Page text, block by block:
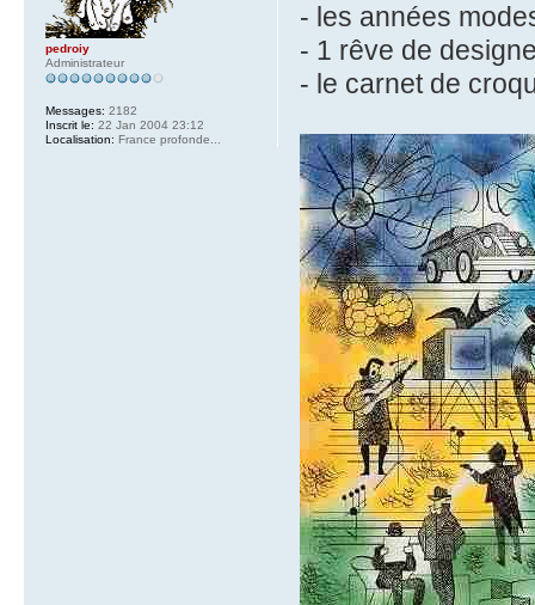
- les années
- 1 rêve de
- le carnet de
pedroiy
Administrateur
Messages: 2182
Inscrit le: 22 Jan 2004 23:12
Localisation: France profonde...